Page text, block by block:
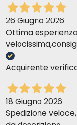
26 Giugno 2026
Ottima
Acquirente
18 Giugno 2026
Spedizione